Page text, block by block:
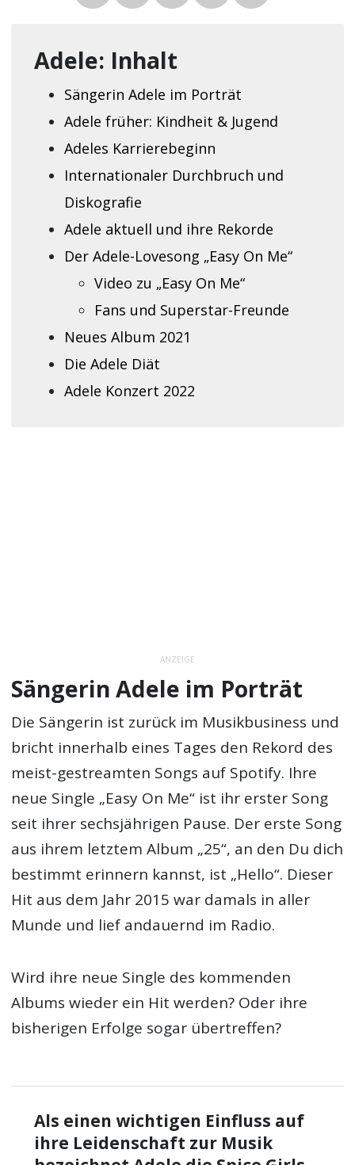
Adele: Inhalt
Sängerin Adele im Porträt
Adele früher: Kindheit & Jugend
Adeles Karrierebeginn
Internationaler Durchbruch und
Diskografie
Adele aktuell und ihre Rekorde
Der Adele-Lovesong „Easy On Me“
Video zu „Easy On Me“
Fans und Superstar-Freunde
Neues Album 2021
Die Adele Diät
Adele Konzert 2022
ANZEIGE
Sängerin Adele im Porträt
Die Sängerin ist zurück im Musikbusiness und
bricht innerhalb eines Tages den Rekord des
meist-gestreamten Songs auf Spotify. Ihre
neue Single „Easy On Me“ ist ihr erster Song
seit ihrer sechsjährigen Pause. Der erste Song
aus ihrem letztem Album „25“, an den Du dich
bestimmt erinnern kannst, ist „Hello“. Dieser
Hit aus dem Jahr 2015 war damals in aller
Munde und lief andauernd im Radio.
Wird ihre neue Single des kommenden
Albums wieder ein Hit werden? Oder ihre
bisherigen Erfolge sogar übertreffen?
Als einen wichtigen Einfluss auf
ihre Leidenschaft zur Musik